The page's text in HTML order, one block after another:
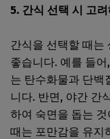
5. 간식 선택 시 고
간식을 선택할 때는
좋습니다. 예를 들
는 탄수화물과 단백
니다. 반면, 야간 간
하여 숙면을 돕는
때는 포만감을 유지